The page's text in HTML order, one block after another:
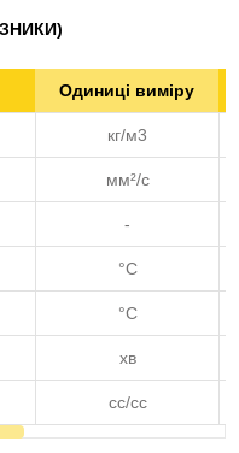
Одиниці виміру
кг/м3
мм²/с
-
°C
°C
хв
cc/cc